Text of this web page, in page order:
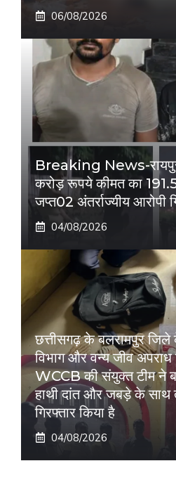
06/08/2026
Breaking News-
करोड़ रूपये कीमत का
जप्त02 अंतर्राज्यीय आरोपी
04/08/2026
छत्तीसगढ़ के बलरामपुर
विभाग और वन्य जीव अपराध
WCCB की संयुक्त टीम ने
हाथी दांत और जबड़े के साथ
गिरफ्तार किया है
04/08/2026